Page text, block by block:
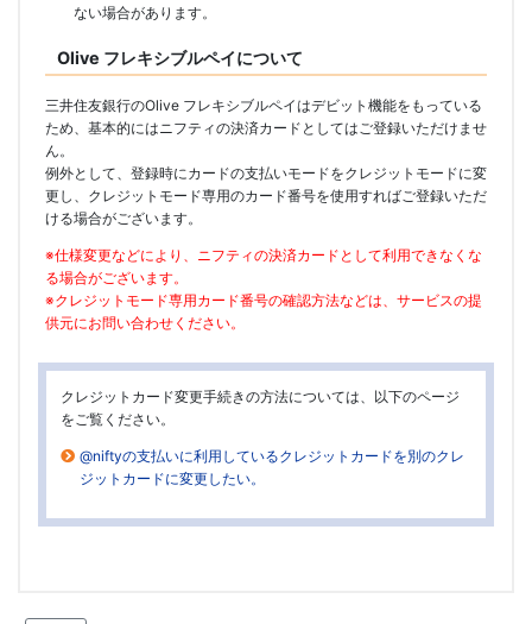
ない場合があります。
Olive フレキシブルペイについて
三井住友銀行のOlive フレキシブルペイはデビット機能をもっている
ため、基本的にはニフティの決済カードとしてはご登録いただけませ
ん。
例外として、登録時にカードの支払いモードをクレジットモードに変
更し、クレジットモード専用のカード番号を使用すればご登録いただ
ける場合がございます。
※仕様変更などにより、ニフティの決済カードとして利用できなくな
る場合がございます。
※クレジットモード専用カード番号の確認方法などは、サービスの提
供元にお問い合わせください。
クレジットカード変更手続きの方法については、以下のページ
をご覧ください。
@niftyの支払いに利用しているクレジットカードを別のクレ
ジットカードに変更したい。